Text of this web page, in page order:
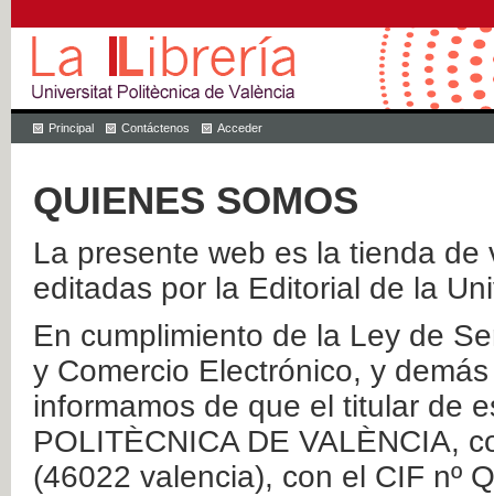
Principal Contáctenos Acceder
QUIENES SOMOS
La presente web es la tienda
editadas por la Editorial de la
En cumplimiento de la Ley de
y Comercio Electrónico, y
informamos de que el titular de
POLITÈCNICA DE VALÈNCIA,
(46022 valencia), con el CIF nº